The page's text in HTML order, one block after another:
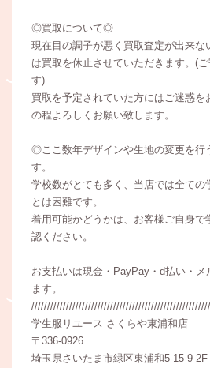
◎買取について◎
現在目の調子が悪く買取査定が出来な
は買取を休止させていただきます。(
す)
買取を予定されていた方にはご迷惑を
の程よろしくお願い致します。
◎ここ数年デザインや生地の変更を行
す。
学校数がとても多く、当店では全ての
とは困難です。
着用可能かどうかは、お客様ご自身で
認ください。
お支払いは現金・PayPay・d払い・メ
ます。
学生服リユース さくらや東浦和店
〒336-0926
埼玉県さいたま市緑区東浦和5-15-9 2F